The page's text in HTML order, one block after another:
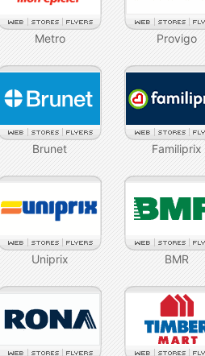
Metro Provigo
Brunet Familiprix
Uniprix BMR